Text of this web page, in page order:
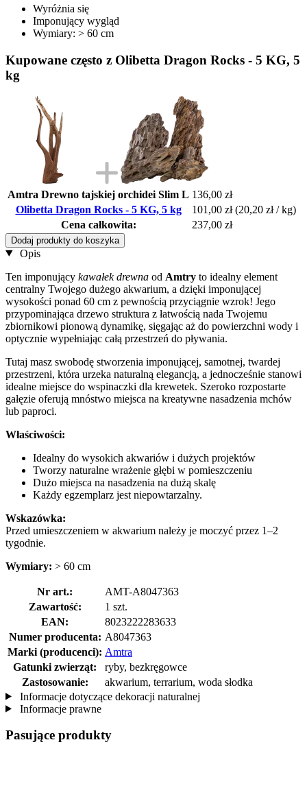
Wyróżnia się
Imponujący wygląd
Wymiary: > 60 cm
Kupowane często z Olibetta Dragon Rocks - 5 KG, 5
kg
Amtra Drewno tajskiej orchidei Slim L 136,00 zł
Olibetta Dragon Rocks - 5 KG, 5 kg
101,00 zł (20,20 zł / kg)
Cena całkowita:
237,00 zł
Dodaj produkty do koszyka
Opis
Ten imponujący kawałek drewna od Amtry to idealny element
centralny Twojego dużego akwarium, a dzięki imponującej
wysokości ponad 60 cm z pewnością przyciągnie wzrok! Jego
przypominająca drzewo struktura z łatwością nada Twojemu
zbiornikowi pionową dynamikę, sięgając aż do powierzchni wody i
optycznie wypełniając całą przestrzeń do pływania.
Tutaj masz swobodę stworzenia imponującej, samotnej, twardej
przestrzeni, która urzeka naturalną elegancją, a jednocześnie stanowi
idealne miejsce do wspinaczki dla krewetek. Szeroko rozpostarte
gałęzie oferują mnóstwo miejsca na kreatywne nasadzenia mchów
lub paproci.
Właściwości:
Idealny do wysokich akwariów i dużych projektów
Tworzy naturalne wrażenie głębi w pomieszczeniu
Dużo miejsca na nasadzenia na dużą skalę
Każdy egzemplarz jest niepowtarzalny.
Wskazówka:
Przed umieszczeniem w akwarium należy je moczyć przez 1–2
tygodnie.
Wymiary: > 60 cm
Nr art.:
AMT-A8047363
Zawartość:
1 szt.
EAN:
8023222283633
Numer producenta: A8047363
Marki (producenci): Amtra
Gatunki zwierząt:
ryby, bezkręgowce
Zastosowanie:
akwarium, terrarium, woda słodka
Informacje dotyczące dekoracji naturalnej
Informacje prawne
Pasujące produkty